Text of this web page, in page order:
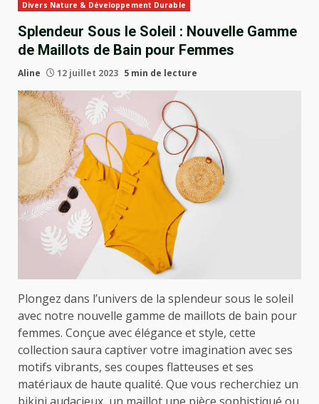
Divers Nature & Développement Durable
Splendeur Sous le Soleil : Nouvelle Gamme
de Maillots de Bain pour Femmes
Aline 12 juillet 2023 5 min de lecture
Plongez dans l’univers de la splendeur sous le soleil
avec notre nouvelle gamme de maillots de bain pour
femmes. Conçue avec élégance et style, cette
collection saura captiver votre imagination avec ses
motifs vibrants, ses coupes flatteuses et ses
matériaux de haute qualité. Que vous recherchiez un